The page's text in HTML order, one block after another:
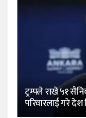
ट्रम्पले राखे ५१
परिवारलाई गरे